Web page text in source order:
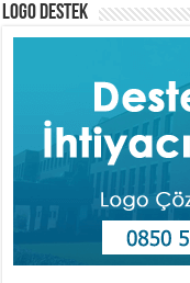
Logo Destek